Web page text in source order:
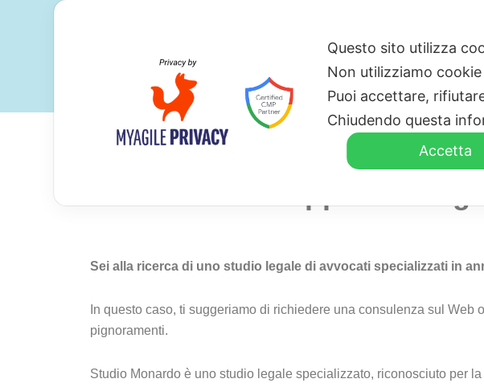
Sei alla ricerca di uno studio legale di avvocati specializzati in
In questo caso, ti suggeriamo di richiedere una consulenza sul
pignoramenti.
Studio Monardo è uno studio legale specializzato, riconosciuto per
Questo sito utilizza
Non utilizziamo
Puoi accettare,
Chiudendo questa
Accetta